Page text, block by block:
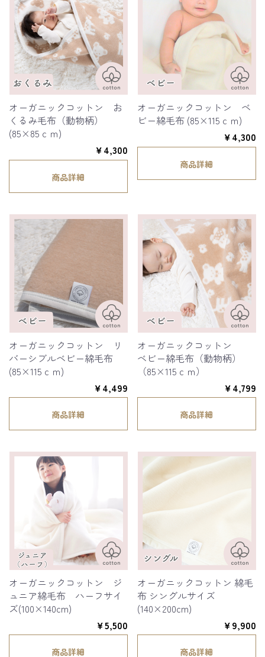
オーガニックコットン お
くるみ毛布（動物柄）
(85×85ｃｍ)
￥4,300
商品詳細
オーガニックコットン ベ
ビー綿毛布 (85×115ｃｍ)
￥4,300
商品詳細
オーガニックコットン リ
バーシブルベビー綿毛布
(85×115ｃｍ)
￥4,499
商品詳細
オーガニックコットン
ベビー綿毛布（動物柄）
（85×115ｃｍ）
￥4,799
商品詳細
オーガニックコットン ジ
ュニア綿毛布 ハーフサイ
ズ(100×140cm)
￥5,500
商品詳細
オーガニックコットン 綿毛
布 シングルサイズ
(140×200cm)
￥9,900
商品詳細